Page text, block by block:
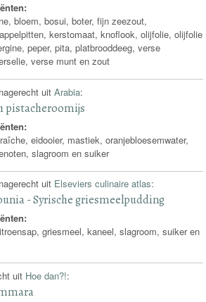
bloem, bosui, boter, fijn zeezout,
kerstomaat, knoflook, olijfolie, olijfolie
peper, pita, platbrooddeeg, verse
verse munt en zout
uitArabia:
pistacheroomijs
eidooier, mastiek, oranjebloesemwater,
slagroom en suiker
uit Elseviers culinaire atlas:
- Syrische griesmeelpudding
griesmeel, kaneel, slagroom, suiker en
uit Hoe dan?!: